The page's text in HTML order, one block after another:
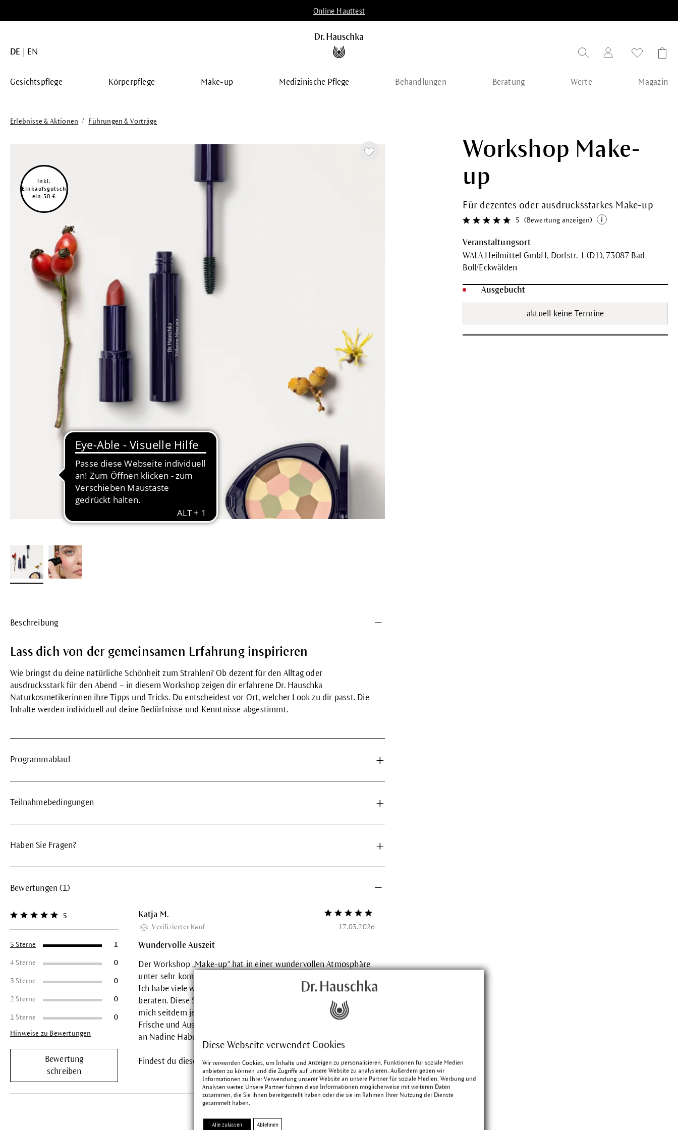
Diese Webseite verwendet Cookies
Wir verwenden Cookies, um Inhalte und Anzeigen zu personalisieren, Funktionen für soziale Medien
anbieten zu können und die Zugriffe auf unsere Website zu analysieren. Außerdem geben wir
Informationen zu Ihrer Verwendung unserer Website an unsere Partner für soziale Medien, Werbung und
Analysen weiter. Unsere Partner führen diese Informationen möglicherweise mit weiteren Daten
zusammen, die Sie ihnen bereitgestellt haben oder die sie im Rahmen Ihrer Nutzung der Dienste
gesammelt haben.
Alle zulassen Ablehnen
Online Hauttest
DE EN
Gesichtspflege Körperpflege Make-up Medizinische Pflege Behandlungen Beratung Werte Magazin
Erlebnisse & Aktionen / Führungen & Vorträge
Workshop Make-
up
Für dezentes oder ausdrucksstarkes Make-up
Durchschnittliche Bewertung von 5 von 5 Sternen
5 (Bewertung anzeigen)
Veranstaltungsort
WALA Heilmittel GmbH, Dorfstr. 1 (D1), 73087 Bad
Boll/Eckwälden
Ausgebucht
aktuell keine Termine
inkl.
Einkaufsgutsch
ein 50 €
Beschreibung
Lass dich von der gemeinsamen Erfahrung inspirieren
Wie bringst du deine natürliche Schönheit zum Strahlen? Ob dezent für den Alltag oder
ausdrucksstark für den Abend – in diesem Workshop zeigen dir erfahrene Dr. Hauschka
Naturkosmetikerinnen ihre Tipps und Tricks. Du entscheidest vor Ort, welcher Look zu dir passt. Die
Inhalte werden individuell auf deine Bedürfnisse und Kenntnisse abgestimmt.
Programmablauf
Teilnahmebedingungen
Haben Sie Fragen?
Bewertungen (1)
Durchschnittliche Bewertung von 5 von 5 Sternen
5
5 Sterne 1
4 Sterne 0
3 Sterne 0
2 Sterne 0
1 Sterne 0
Hinweise zu Bewertungen
Bewertung
schreiben
Katja M. Bewertung mit 5 von 5 Sternen
Verifizierter Kauf 17.03.2026
Wundervolle Auszeit
Der Workshop „Make-up“ hat in einer wundervollen Atmosphäre
unter sehr kompetenter, angenehmer Anleitung stattgefunden.
Ich habe viele wertvolle Tipps erhalten und wurde sehr individuell
beraten. Diese Stunden habe ich sehr genossen und ich freue
mich seitdem jeden Morgen auf mein Make-up-Ritual, das mir
Frische und Ausdruck ins Gesicht zaubert. Ganz herzlichen Dank
an Nadine Habdank und Stefanie Braun
Findest du diese Bewertung hilfreich?